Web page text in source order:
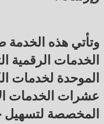
وتأتي هذه
الخدمات الرقمية
الموحدة لخدمات
عشرات الخدمات
المخصصة لتسهيل